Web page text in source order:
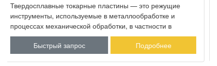
Наши твердосплавные пластины для U-сверления
разработаны для точности и долговечности при глубоком
сверлении. Доступные в различных размерах и с
различными покрытиями, наши пластины для U-
сверления повышают производительность и
обеспечивают превосходную поверхность
Быстрый запрос Подробнее